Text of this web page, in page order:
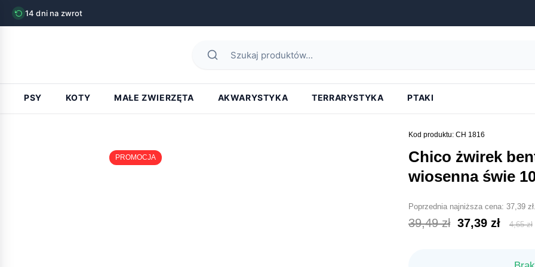
14 dni na zwrot
PSY KOTY MAŁE ZWIERZĘTA AKWARYSTYKA TERRARYSTYKA PTAKI
PROMOCJA
Kod produktu: CH 1816
chico żwirek bentonitowy compact
wiosenna świe
Poprzednia najniższa cena: 37,39 zł.
39,49zł Pierwotna
wynosiła:
37,39 zł 4,65zł